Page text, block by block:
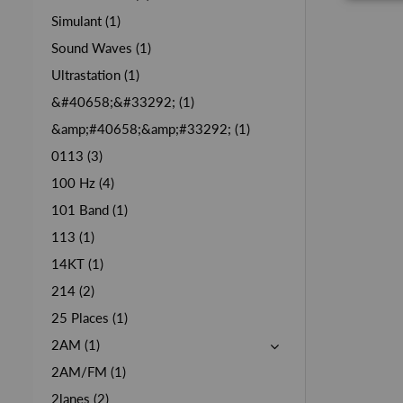
Simulant (1)
Sound Waves (1)
Ultrastation (1)
&#40658;&#33292; (1)
&amp;#40658;&amp;#33292; (1)
0113 (3)
100 Hz (4)
101 Band (1)
113 (1)
14KT (1)
214 (2)
25 Places (1)
2AM (1)
2AM/FM (1)
2lanes (2)